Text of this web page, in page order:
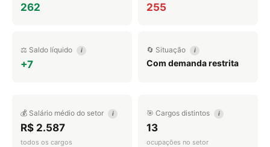
262 255
⚖️ Saldo líquido i
+7
🔄 Situação i
Com demanda restrita
💰 Salário médio do setor i
R$ 2.587
todos os cargos
🎯 Cargos distintos i
13
ocupações no setor